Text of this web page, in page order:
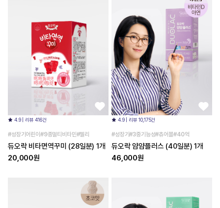
4.9 | 리뷰 416건
#성장기어린이#9종멀티비타민#젤리
듀오락 비타면역꾸미 (28일분) 1개
20,000원
4.9 | 리뷰 10,175건
#성장기#3중기능성#츄어블#40억
듀오락 얌얌플러스 (40일분) 1개
46,000원